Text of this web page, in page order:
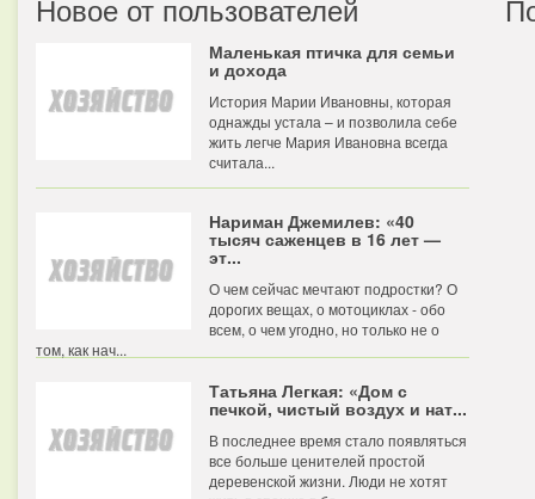
Новое от пользователей
Маленькая птичка для семьи
и дохода
История Марии Ивановны, которая
однажды устала – и позволила себе
жить легче Мария Ивановна всегда
считала...
Нариман Джемилев: «40
тысяч саженцев в 16 лет —
эт...
О чем сейчас мечтают подростки? О
дорогих вещах, о мотоциклах - обо
всем, о чем угодно, но только не о
том, как нач...
Татьяна Легкая: «Дом с
печкой, чистый воздух и нат...
В последнее время стало появляться
все больше ценителей простой
деревенской жизни. Люди не хотят